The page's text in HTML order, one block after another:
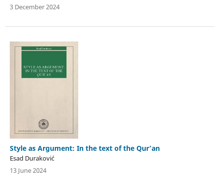
3 December 2024
Style as Argument: In the text of the Qurʼan
Esad Duraković
13 June 2024